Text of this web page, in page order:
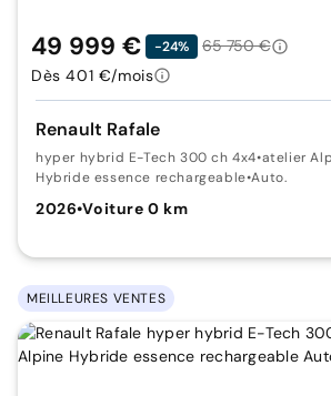
Renault Rafale
hyper hybrid E-Tech 300 ch 4x4•atelier
Hybride essence rechargeable•Auto.
2026•Voiture 0 km
49 999 € -24%
65 750 €
Dès 401 €/mois
MEILLEURES VENTES